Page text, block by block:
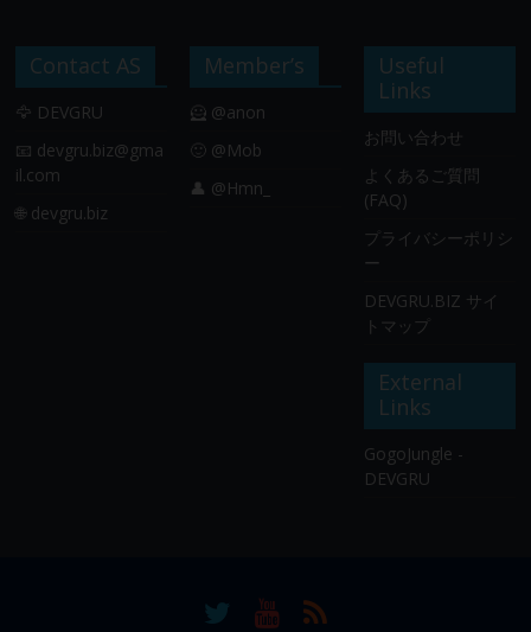
Contact AS
🦅 DEVGRU
📧 devgru.biz@gma
il.com
🌐 devgru.biz
Member’s
🦸 @anon
🙂 @Mob
👤 @Hmn_
Useful
Links
お問い合わせ
よくあるご質問
(FAQ)
プライバシーポリシ
ー
DEVGRU.BIZ サイ
トマップ
External
Links
GogoJungle -
DEVGRU